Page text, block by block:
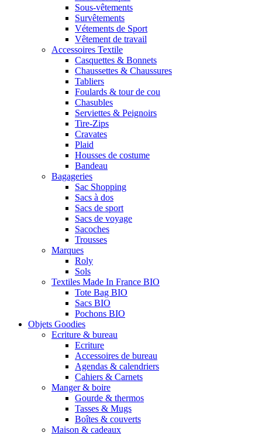
Sous-vêtements
Survêtements
Vétements de Sport
Vêtement de travail
Accessoires Textile
Casquettes & Bonnets
Chaussettes & Chaussures
Tabliers
Foulards & tour de cou
Chasubles
Serviettes & Peignoirs
Tire-Zips
Cravates
Plaid
Housses de costume
Bandeau
Bagageries
Sac Shopping
Sacs à dos
Sacs de sport
Sacs de voyage
Sacoches
Trousses
Marques
Roly
Sols
Textiles Made In France BIO
Tote Bag BIO
Sacs BIO
Pochons BIO
Objets Goodies
Ecriture & bureau
Ecriture
Accessoires de bureau
Agendas & calendriers
Cahiers & Carnets
Manger & boire
Gourde & thermos
Tasses & Mugs
Boîtes & couverts
Maison & cadeaux